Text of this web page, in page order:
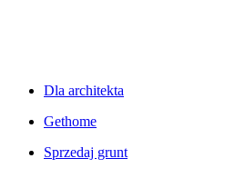
Dla architekta
Gethome
Sprzedaj grunt